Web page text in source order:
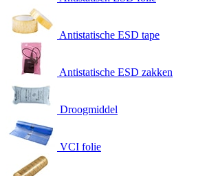
Antistatische ESD tape
Antistatische ESD zakken
Droogmiddel
VCI folie